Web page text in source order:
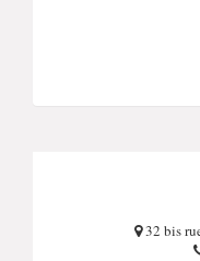
32 bis